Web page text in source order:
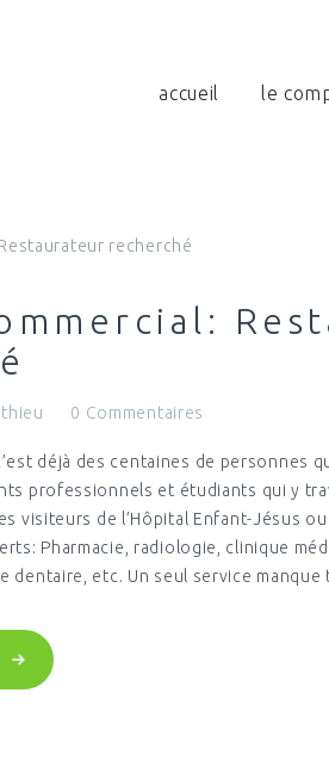
accueil le
0 Commentaires
déjà des centaines de personnes
professionnels et étudiants qui y
visiteurs de l’Hôpital Enfant-Jésus
Pharmacie, radiologie, clinique
dentaire, etc. Un seul service